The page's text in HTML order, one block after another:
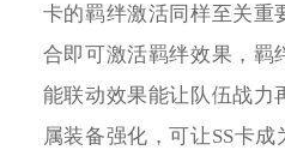
卡的羁绊激活同样至关重
合即可激活羁绊效果，羁
能联动效果能让队伍战力
属装备强化，可让SS卡